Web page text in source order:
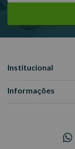
Institucional
Informações